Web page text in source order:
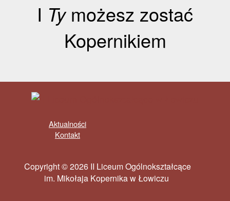
I Tymożesz zostać
Kopernikiem
Aktualności
Kontakt
Copyright © 2026 II Liceum Ogólnokształcące
im. Mikołaja Kopernika w Łowiczu